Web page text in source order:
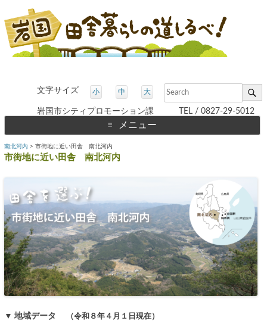
文字サイズ 小 中 大
岩国市シティプロモーション課 TEL / 0827-29-5012
メニュー
プ
南北河内 > 市街地に近い田舎 南北河内
市街地に近い田舎 南北河内
▼ 地域データ （令和８年４月１日現在）